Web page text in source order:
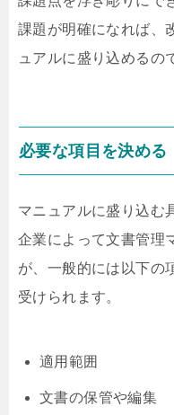
課題が明確になれば、
ュアルに盛り込めるの
必要な項目を決める
マニュアルに盛り込む
企業によって文書管理
が、一般的には以下の
受けられます。
適用範囲
文書の保管や編集